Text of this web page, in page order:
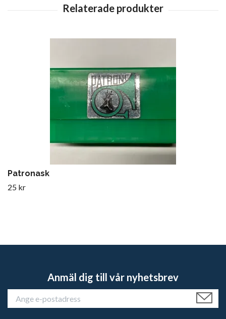
Patronask
25 kr
Anmäl dig till vår nyhetsbrev